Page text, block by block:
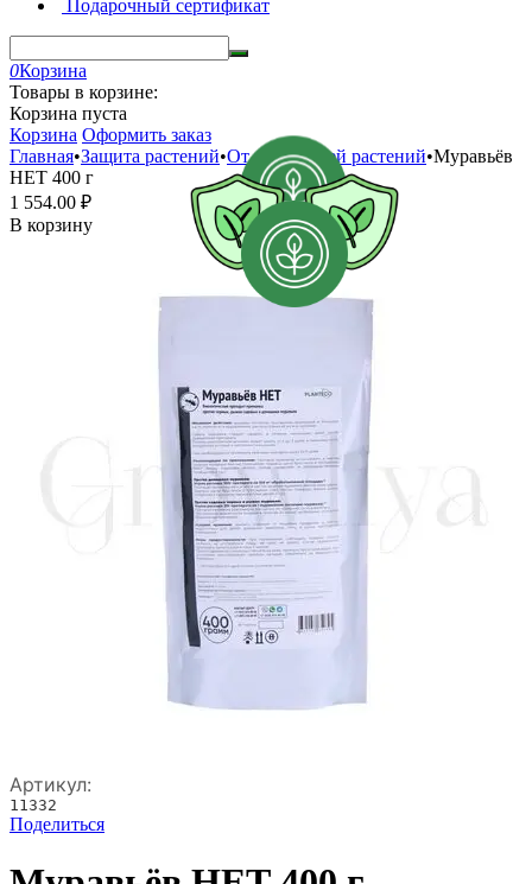
Подарочный сертификат
0Корзина
Товары в корзине:
Корзина пуста
Корзина Оформить заказ
Главная•Защита растений•От вредителей растений•Муравьёв
НЕТ 400 г
1 554.00 ₽
В корзину
Артикул:
11332
Поделиться